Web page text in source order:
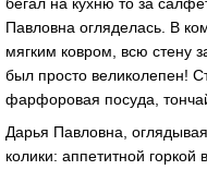
бегал на кухню то за
Павловна огляделась. В
мягким ковром, всю стену
был просто великолепен!
фарфоровая посуда,
Дарья Павловна,
колики: аппетитной